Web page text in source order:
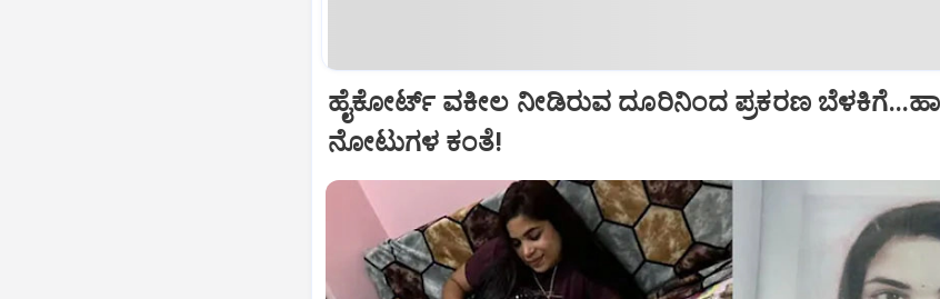
ಹೈಕೋರ್ಟ್‌ ವಕೀಲ ನೀಡಿರುವ ದೂರಿನಿಂದ ಪ್ರಕರಣ
ನೋಟುಗಳ ಕಂತೆ!